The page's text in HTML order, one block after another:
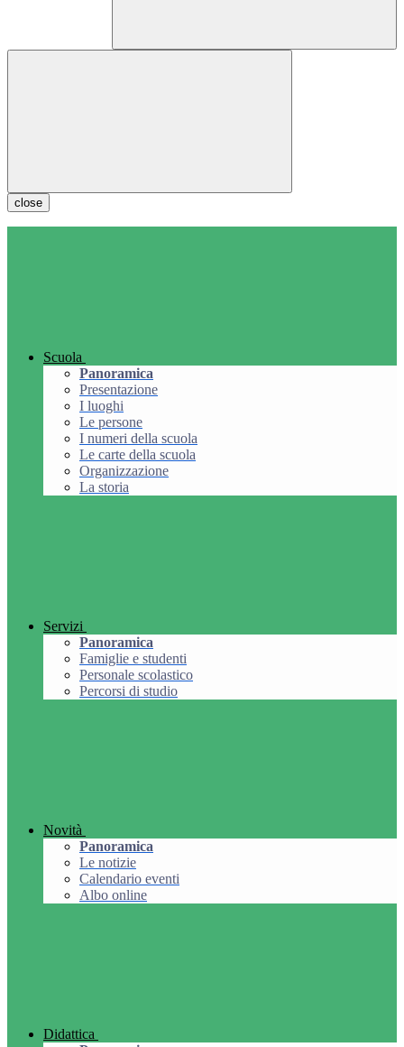
close
Scuola
Panoramica
Presentazione
I luoghi
Le persone
I numeri della scuola
Le carte della scuola
Organizzazione
La storia
Servizi
Panoramica
Famiglie e studenti
Personale scolastico
Percorsi di studio
Novità
Panoramica
Le notizie
Calendario eventi
Albo online
Didattica